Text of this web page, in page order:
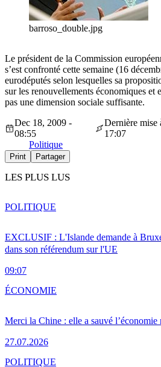
barroso_double.jpg
Le président de la Commission
s’est confronté cette semaine (16
eurodéputés selon lesquelles sa
sur les renouvellements économiques et
pas une dimension sociale suffisante.
Dec 18, 2009 -
08:55
Dernière mise
17:07
Politique
Print Partager
LES PLUS LUS
EXCLUSIF : L'Islande demande à
dans son référendum sur l'UE
09:07
POLITIQUE
Merci la Chine : elle a sauvé l’économie
27.07.2026
ÉCONOMIE
POLITIQUE